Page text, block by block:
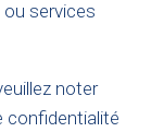
services
noter
confidentialité